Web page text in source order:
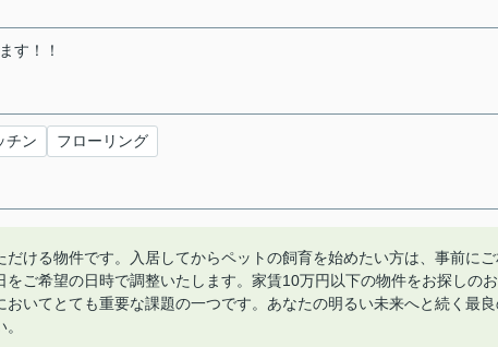
す！！
チン フローリング
ける物件です。入居してからペットの飼育を始めたい方は、事前に
ご希望の日時で調整いたします。家賃10万円以下の物件をお探しのお
いてとても重要な課題の一つです。あなたの明るい未来へと続く最